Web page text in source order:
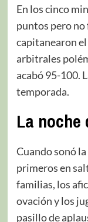
En los cinco
puntos pero
capitanearon
arbitrales
acabó 95-100.
temporada.
La noche
Cuando sonó
primeros en
familias, los
ovación y los
pasillo de